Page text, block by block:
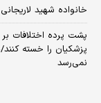
خانواده شهید
پشت پرده اختلافات
پزشکیان را خسته
نمی‌رسد